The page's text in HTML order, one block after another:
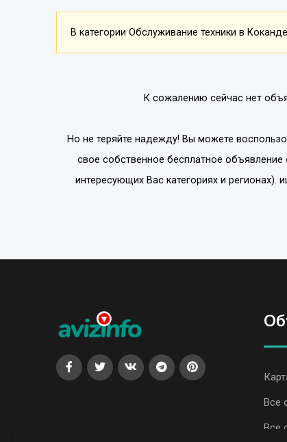
В категории Обслуживание техники в
К сожалению сейчас нет
Но не теряйте надежду! Вы можете
свое собственное бесплатное
интересующих Вас категориях и регионах).
Все
Все